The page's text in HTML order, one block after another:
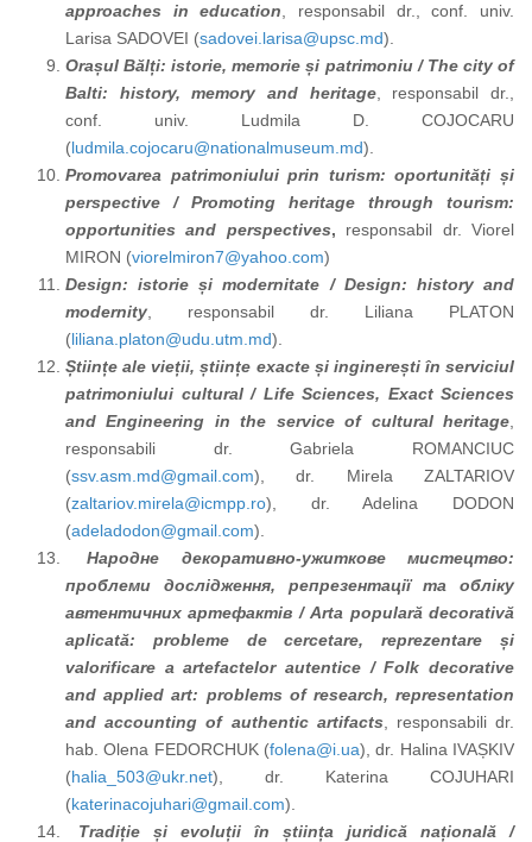
approaches in education
responsabil dr., conf. univ.
Larisa SADOVEI (sadovei.larisa@upsc.md).
Orașul Bălți: istorie, memorie și patrimoniu / The city of
Balti: history, memory and heritage, responsabil dr.,
conf. univ. Ludmila D. COJOCARU
(ludmila.cojocaru@nationalmuseum.md).
Promovarea patrimoniului prin turism: oportunități și
perspective / Promoting heritage through tourism:
opportunities and perspectives, responsabil dr. Viorel
MIRON (viorelmiron7@yahoo.com)
Design: istorie și modernitate / Design: history and
modernity , responsabil dr. Liliana PLATON
(liliana.platon@udu.utm.md).
Științe ale vieții, științe exacte și inginerești în serviciul
patrimoniului cultural/ Life Sciences, Exact Sciences
and Engineering in the service of cultural heritage
responsabili dr. Gabriela ROMANCIUC
(ssv.asm.md@gmail.com), dr. Mirela ZALTARIOV
(zaltariov.mirela@icmpp.ro), dr. Adelina DODON
(adeladodon@gmail.com).
Народне декоративно-ужиткове мистецтво:
проблеми дослідження, репрезентації та обліку
автентичних артефактів / Arta populară decorativă
aplicată: probleme de cercetare, reprezentare și
valorificare a artefactelor autentice /Folk decorative
and applied art: problems of research, representation
and accounting of authentic artifacts, responsabili dr.
hab. Оlena FEDORCHUK (folena@i.ua), dr. Halina IVAȘKIV
(halia_503@ukr.net), dr. Katerina COJUHARI
(katerinacojuhari@gmail.com).
Tradiție și evoluții în știința juridică națională /